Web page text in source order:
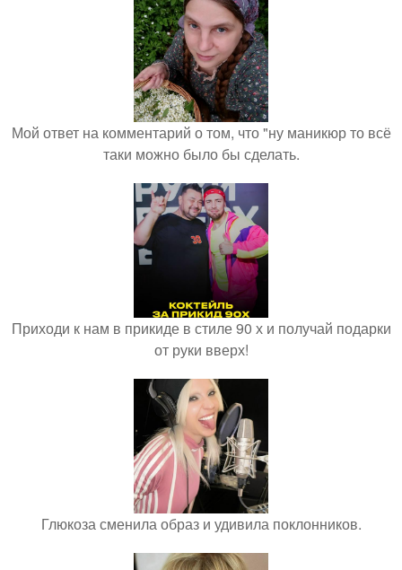
Мой ответ на комментарий о том, что "ну маникюр то всё
таки можно было бы сделать.
Приходи к нам в прикиде в стиле 90 х и получай подарки
от руки вверх!
Глюкоза сменила образ и удивила поклонников.